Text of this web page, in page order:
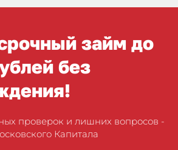
займ до
без
проверок и лишних вопросов -
Капитала